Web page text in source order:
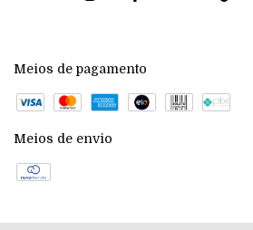
Meios de pagamento
Meios de envio